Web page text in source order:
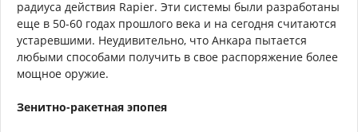
радиуса действия Rapier. Эти системы были разработаны
еще в 50-60 годах прошлого века и на сегодня считаются
устаревшими. Неудивительно, что Анкара пытается
любыми способами получить в свое распоряжение более
мощное оружие.
Зенитно-ракетная эпопея